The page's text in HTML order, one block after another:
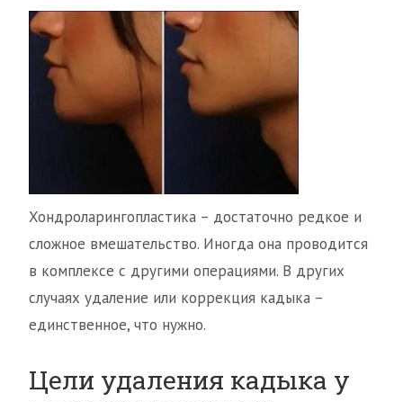
Хондроларингопластика – достаточно редкое и
сложное вмешательство. Иногда она проводится
в комплексе с другими операциями. В других
случаях удаление или коррекция кадыка –
единственное, что нужно.
Цели удаления кадыка у